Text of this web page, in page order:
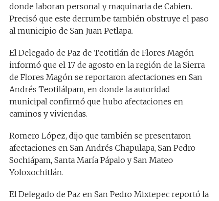
donde laboran personal y maquinaria de Cabien.
Precisó que este derrumbe también obstruye el paso
al municipio de San Juan Petlapa.
El Delegado de Paz de Teotitlán de Flores Magón
informó que el 17 de agosto en la región de la Sierra
de Flores Magón se reportaron afectaciones en San
Andrés Teotilálpam, en donde la autoridad
municipal confirmó que hubo afectaciones en
caminos y viviendas.
Romero López, dijo que también se presentaron
afectaciones en San Andrés Chapulapa, San Pedro
Sochiápam, Santa María Pápalo y San Mateo
Yoloxochitlán.
El Delegado de Paz en San Pedro Mixtepec reportó la